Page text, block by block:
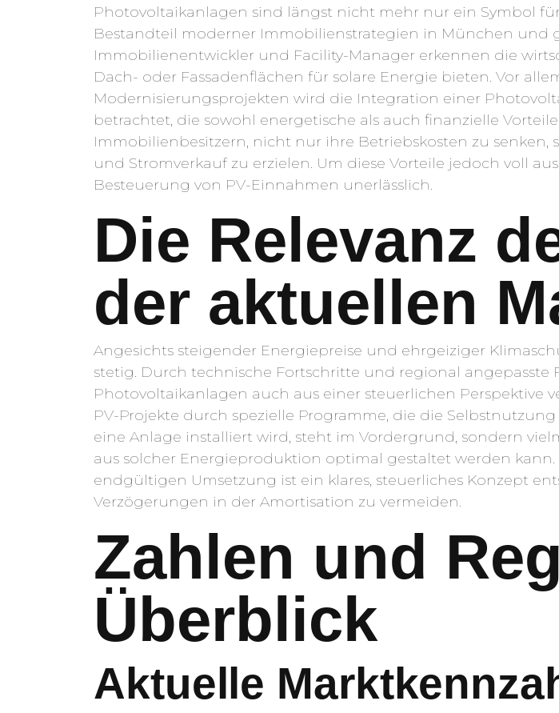
Photovoltaikanlagen sind längst nicht mehr nur ein Symbol
Bestandteil moderner Immobilienstrategien in München und
Immobilienentwickler und Facility-Manager erkennen die
Dach- oder Fassadenflächen für solare Energie bieten. Vor
Modernisierungsprojekten wird die Integration einer
betrachtet, die sowohl energetische als auch finanzielle
Immobilienbesitzern, nicht nur ihre Betriebskosten zu
und Stromverkauf zu erzielen. Um diese Vorteile jedoch voll
Besteuerung von PV-Einnahmen unerlässlich.
Die Relevanz
der aktuellen
Angesichts steigender Energiepreise und ehrgeiziger
stetig. Durch technische Fortschritte und regional
Photovoltaikanlagen auch aus einer steuerlichen Perspektive
PV-Projekte durch spezielle Programme, die die
eine Anlage installiert wird, steht im Vordergrund, sondern
aus solcher Energieproduktion optimal gestaltet werden
endgültigen Umsetzung ist ein klares, steuerliches Konzept
Verzögerungen in der Amortisation zu vermeiden.
Zahlen und
Überblick
Aktuelle